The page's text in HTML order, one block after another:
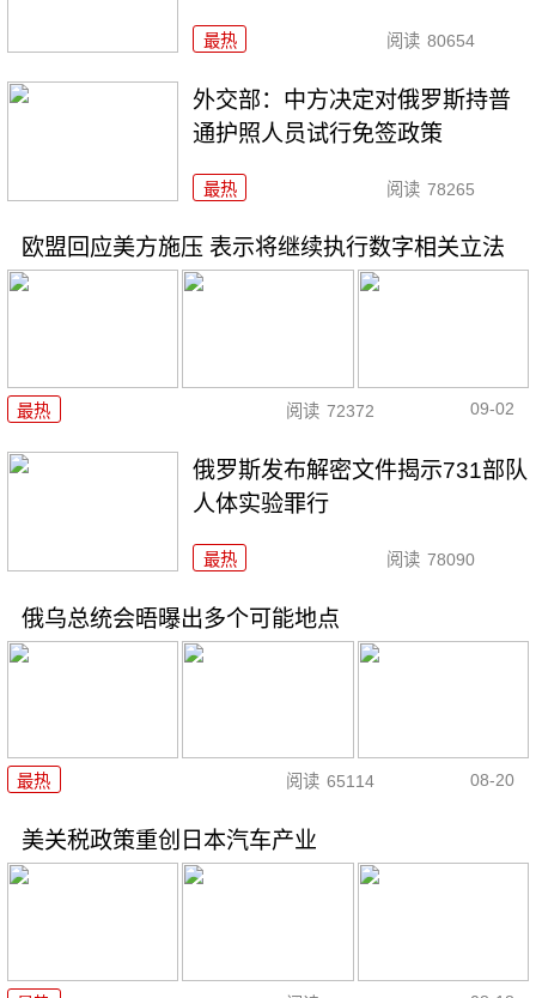
最热 阅读 80654
外交部：中方决定对俄罗斯持普
通护照人员试行免签政策
最热 阅读 78265
欧盟回应美方施压 表示将继续执行数字相关立法
最热 阅读 72372 09-02
俄罗斯发布解密文件揭示731部队
人体实验罪行
最热 阅读 78090
俄乌总统会晤曝出多个可能地点
最热 阅读 65114 08-20
美关税政策重创日本汽车产业